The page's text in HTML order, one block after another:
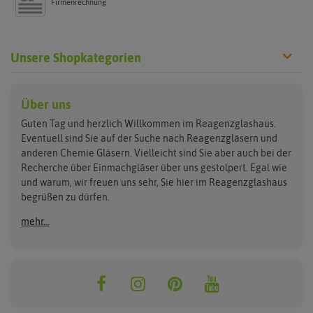
Firmenrechnung
Unsere Shopkategorien
aus Glas
aus Kunststoff
Reagenzgläser Sets
Glasstrohhalme
Klammern
Reagenzklasklammern
Glasstopfen
Gummistopfen
Korken
Lamellenstopfen
Schraubverschlüsse
Laborgläser
Bechergläser
Erlenmeyerkolben
Messzylinder
Petrischalen
Trichter
Reinigung
Über uns
Guten Tag und herzlich Willkommen im Reagenzglashaus.
Eventuell sind Sie auf der Suche nach Reagenzgläsern und
anderen Chemie Gläsern. Vielleicht sind Sie aber auch bei der
Recherche über Einmachgläser über uns gestolpert. Egal wie
und warum, wir freuen uns sehr, Sie hier im Reagenzglashaus
begrüßen zu dürfen.
mehr...